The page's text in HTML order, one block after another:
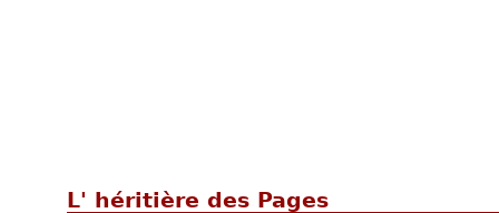
L' héritière des Pages